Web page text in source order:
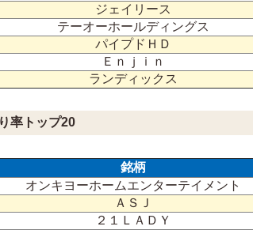
ジェイリース
テーオーホールディングス
パイプドＨＤ
Ｅｎｊｉｎ
ランディックス
率トップ20
銘柄
オンキヨーホームエンターテイメント
ＡＳＪ
２１ＬＡＤＹ